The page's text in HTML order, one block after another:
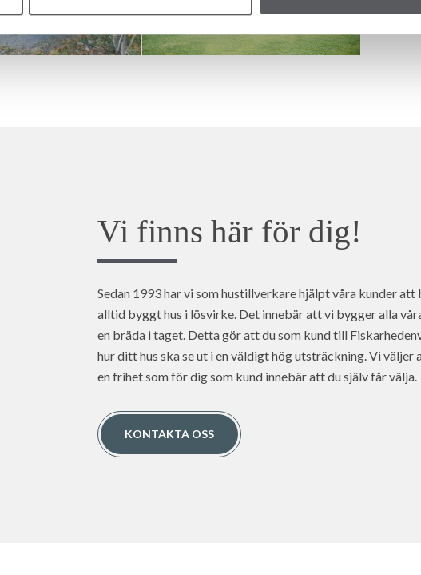
Vi finns här för dig!
Sedan 1993 har vi som hustillverkare hjälpt våra kunder att
alltid byggt hus i lösvirke. Det innebär att vi bygger alla
en bräda i taget. Detta gör att du som kund till
hur ditt hus ska se ut i en väldigt hög utsträckning. Vi
en frihet som för dig som kund innebär att du själv får välja.
KONTAKTA OSS